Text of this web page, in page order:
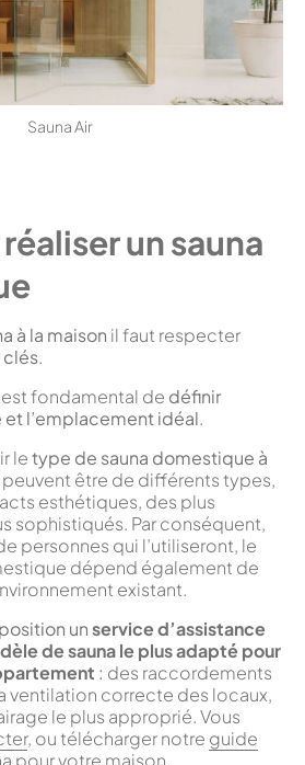
Sauna Air
un sauna
à la maison il faut respecter
clés.
fondamental de définir
l’emplacement idéal.
letype de sauna domestique à
peuvent être de différents types,
esthétiques, des plus
sophistiqués. Par conséquent,
personnes qui l’utiliseront, le
dépend également de
existant.
unservice d’assistance
de sauna le plus adapté pour
: des raccordements
ventilation correcte des locaux,
le plus approprié. Vous
, ou télécharger notre guide
pour votre maison.